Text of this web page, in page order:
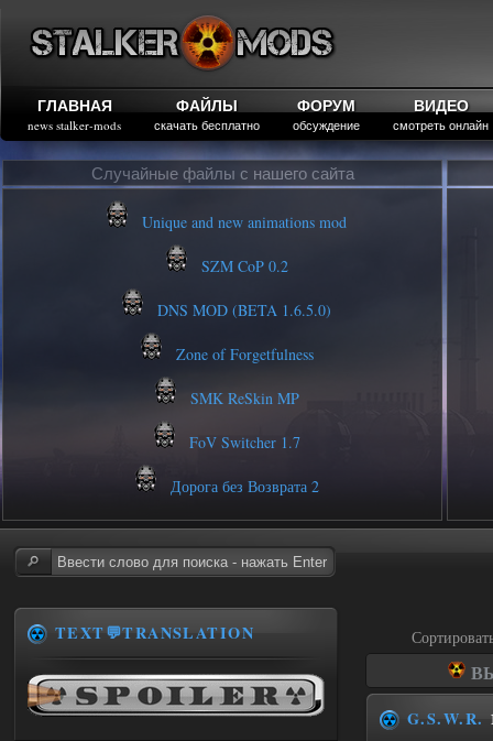
ГЛАВНАЯ
news stalker-mods
ФАЙЛЫ
скачать бесплатно
ФОРУМ
обсуждение
ВИДЕО
смотреть онлайн
Случайные файлы с нашего сайта
Unique and new animations mod
SZM CoP 0.2
DNS MOD (BETA 1.6.5.0)
Zone of Forgetfulness
SMK ReSkin MP
FoV Switcher 1.7
Дорога без Возврата 2
G.S.W.R.
TEXT💬TRANSLATION